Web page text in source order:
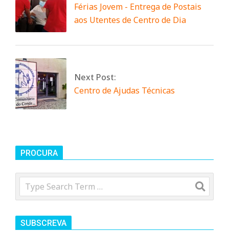
n
t
a
d
o
C
o
Férias Jovem - Entrega de Postais
aos Utentes de Centro de Dia
Next Post:
Centro de Ajudas Técnicas
PROCURA
Search
SUBSCREVA